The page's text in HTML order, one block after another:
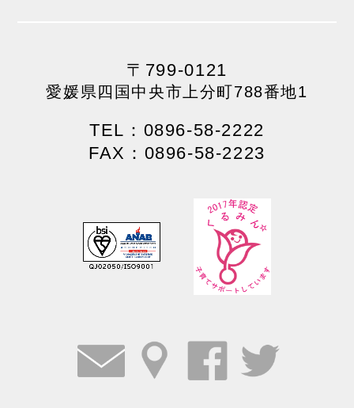
〒799-0121
愛媛県四国中央市上分町788番地1
TEL：0896-58-2222
FAX：0896-58-2223